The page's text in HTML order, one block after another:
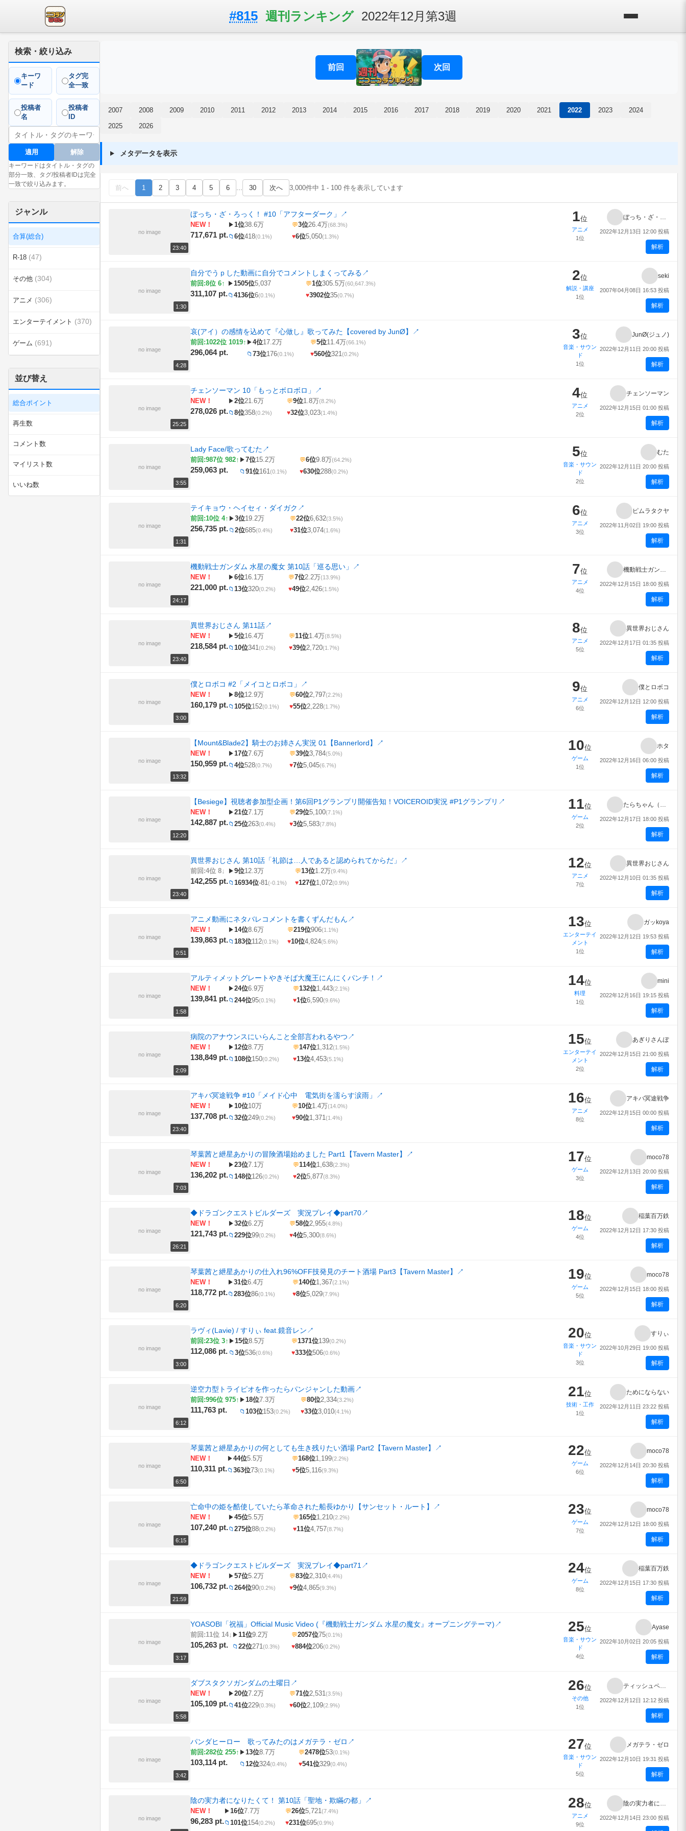
#815 週刊ランキング 2022年12月第3週
検索・絞り込み
キーワ
ード
タグ完
全一致
投稿者
名
投稿者
ID
適用 解除
キーワードはタイトル・タグの
部分一致、タグ/投稿者IDは完全
一致で絞り込みます。
ジャンル
合算(総合)
R-18 (47)
その他 (304)
アニメ (306)
エンターテイメント (370)
ゲーム (691)
ラジオ (11)
乗り物
並び替え
総合ポイント
再生数
コメント数
マイリスト数
いいね数
前回 次回
2007 2008 2009 2010 2011 2012 2013 2014 2015 2016 2017 2018 2019 2020 2021 2022 2023 2024
2025 2026
メタデータを表示
前へ 1 2 3 4 5 6 ... 30 次へ 3,000件中 1 - 100 件を表示しています
no image
23:40
ぼっち・ざ・ろっく！ #10「アフターダーク」 ↗
NEW！
717,671 pt.
▶1位38.6万 💬3位26.4万(68.3%)
📁 6位418(0.1%) ♥6位5,050(1.3%)
1位
アニメ
1位
ぼっち・ざ・ろっく！
2022年12月13日 12:00 投稿
解析
no image
1:30
自分でうｐした動画に自分でコメントしまくってみる↗
前回:8位 6↑
311,107 pt.
▶1505位5,037 💬1位305.5万(60,647.3%)
📁 4136位6(0.1%) ♥3902位35(0.7%)
2位
解説・講座
1位
seki
2007年04月08日 16:53 投稿
解析
no image
4:28
哀(アイ）の感情を込めて『心做し』歌ってみた【covered by JunØ】 ↗
前回:1022位 1019↑
296,064 pt.
▶4位17.2万 💬5位11.4万(66.1%)
📁 73位176(0.1%) ♥560位321(0.2%)
3位
音楽・サウン
ド
1位
JunØ(ジュノ)
2022年12月11日 20:00 投稿
解析
no image
25:25
チェンソーマン 10「もっとボロボロ」 ↗
NEW！
278,026 pt.
▶2位21.6万 💬9位1.8万(8.2%)
📁 8位358(0.2%) ♥32位3,023(1.4%)
4位
アニメ
2位
チェンソーマン
2022年12月15日 01:00 投稿
解析
no image
3:55
Lady Face/歌ってむた↗
前回:987位 982↑
259,063 pt.
▶7位15.2万 💬6位9.8万(64.2%)
📁 91位161(0.1%) ♥630位288(0.2%)
5位
音楽・サウン
ド
2位
むた
2022年12月11日 20:00 投稿
解析
no image
1:31
テイキョウ・ヘイセィ・ダイガク ↗
前回:10位 4↑
256,735 pt.
▶3位19.2万 💬22位6,632(3.5%)
📁 2位685(0.4%) ♥31位3,074(1.6%)
6位
アニメ
3位
ピムラタクヤ
2022年11月02日 19:00 投稿
解析
no image
24:17
機動戦士ガンダム 水星の魔女 第10話「巡る思い」 ↗
NEW！
221,000 pt.
▶6位16.1万 💬7位2.2万(13.9%)
📁 13位320(0.2%) ♥49位2,426(1.5%)
7位
アニメ
4位
機動戦士ガンダム 水星の魔女
2022年12月15日 18:00 投稿
解析
no image
23:40
異世界おじさん 第11話↗
NEW！
218,584 pt.
▶5位16.4万 💬11位1.4万(8.5%)
📁 10位341(0.2%) ♥39位2,720(1.7%)
8位
アニメ
5位
異世界おじさん
2022年12月17日 01:35 投稿
解析
no image
3:00
僕とロボコ #2「メイコとロボコ」 ↗
NEW！
160,179 pt.
▶8位12.9万 💬60位2,797(2.2%)
📁 105位152(0.1%) ♥55位2,228(1.7%)
9位
アニメ
6位
僕とロボコ
2022年12月12日 12:00 投稿
解析
no image
13:32
【Mount&Blade2】騎士のお姉さん実況 01【Bannerlord】 ↗
NEW！
150,959 pt.
▶17位7.6万 💬39位3,784(5.0%)
📁 4位528(0.7%) ♥7位5,045(6.7%)
10位
ゲーム
1位
ホタ
2022年12月16日 06:00 投稿
解析
no image
12:20
【Besiege】視聴者参加型企画！第6回P1グランプリ開催告知！VOICEROID実況 #P1グランプリ ↗
NEW！
142,887 pt.
▶21位7.1万 💬29位5,100(7.1%)
📁 25位263(0.4%) ♥3位5,583(7.8%)
11位
ゲーム
2位
たらちゃん（英国面）
2022年12月17日 18:00 投稿
解析
no image
23:40
異世界おじさん 第10話「礼節は…人であると認められてからだ」 ↗
前回:4位 8↓
142,255 pt.
▶9位12.3万 💬13位1.2万(9.4%)
📁 16934位-81(-0.1%) ♥127位1,072(0.9%)
12位
アニメ
7位
異世界おじさん
2022年12月10日 01:35 投稿
解析
no image
0:51
アニメ動画にネタバレコメントを書くずんだもん↗
NEW！
139,863 pt.
▶14位8.6万 💬219位906(1.1%)
📁 183位112(0.1%) ♥10位4,824(5.6%)
13位
エンターテイ
メント
1位
ガッkoya
2022年12月12日 19:53 投稿
解析
no image
1:58
アルティメットグレートやきそば大魔王にんにくパンチ！ ↗
NEW！
139,841 pt.
▶24位6.9万 💬132位1,443(2.1%)
📁 244位95(0.1%) ♥1位6,590(9.6%)
14位
料理
1位
mini
2022年12月16日 19:15 投稿
解析
no image
2:09
病院のアナウンスにいらんこと全部言われるやつ↗
NEW！
138,849 pt.
▶12位8.7万 💬147位1,312(1.5%)
📁 108位150(0.2%) ♥13位4,453(5.1%)
15位
エンターテイ
メント
2位
あぎりさんぽ
2022年12月15日 21:00 投稿
解析
no image
23:40
アキバ冥途戦争 #10「メイド心中 電気街を濡らす涙雨」 ↗
NEW！
137,708 pt.
▶10位10万 💬10位1.4万(14.0%)
📁 32位249(0.2%) ♥90位1,371(1.4%)
16位
アニメ
8位
アキバ冥途戦争
2022年12月15日 00:00 投稿
解析
no image
7:03
琴葉茜と紲星あかりの冒険酒場始めました Part1【Tavern Master】 ↗
NEW！
136,202 pt.
▶23位7.1万 💬114位1,638(2.3%)
📁 148位126(0.2%) ♥2位5,877(8.3%)
17位
ゲーム
3位
moco78
2022年12月13日 20:00 投稿
解析
no image
26:21
◆ドラゴンクエストビルダーズ 実況プレイ◆part70↗
NEW！
121,743 pt.
▶32位6.2万 💬58位2,955(4.8%)
📁 229位99(0.2%) ♥4位5,300(8.6%)
18位
ゲーム
4位
稲葉百万鉄
2022年12月12日 17:30 投稿
解析
no image
6:20
琴葉茜と紲星あかりの仕入れ96%OFF技発見のチート酒場 Part3【Tavern Master】 ↗
NEW！
118,772 pt.
▶31位6.4万 💬140位1,367(2.1%)
📁 283位86(0.1%) ♥8位5,029(7.9%)
19位
ゲーム
5位
moco78
2022年12月15日 18:00 投稿
解析
no image
3:00
ラヴィ(Lavie) / すりぃ feat.鏡音レン↗
前回:23位 3↑
112,086 pt.
▶15位8.5万 💬1371位139(0.2%)
📁 3位536(0.6%) ♥333位506(0.6%)
20位
音楽・サウン
ド
3位
すりぃ
2022年10月29日 19:00 投稿
解析
no image
6:12
逆空力型トライピオを作ったらパンジャンした動画↗
前回:996位 975↑
111,763 pt.
▶18位7.3万 💬80位2,334(3.2%)
📁 103位153(0.2%) ♥33位3,010(4.1%)
21位
技術・工作
1位
ためにならない
2022年12月11日 23:22 投稿
解析
no image
6:50
琴葉茜と紲星あかりの何としても生き残りたい酒場 Part2【Tavern Master】 ↗
NEW！
110,311 pt.
▶44位5.5万 💬168位1,199(2.2%)
📁 363位73(0.1%) ♥5位5,116(9.3%)
22位
ゲーム
6位
moco78
2022年12月14日 20:30 投稿
解析
no image
6:15
亡命中の姫を酷使していたら革命された船長ゆかり【サンセット・ルート】 ↗
NEW！
107,240 pt.
▶45位5.5万 💬165位1,210(2.2%)
📁 275位88(0.2%) ♥11位4,757(8.7%)
23位
ゲーム
7位
moco78
2022年12月12日 18:00 投稿
解析
no image
21:59
◆ドラゴンクエストビルダーズ 実況プレイ◆part71 ↗
NEW！
106,732 pt.
▶57位5.2万 💬83位2,310(4.4%)
📁 264位90(0.2%) ♥9位4,865(9.3%)
24位
ゲーム
8位
稲葉百万鉄
2022年12月15日 17:30 投稿
解析
no image
3:17
YOASOBI「祝福」Official Music Video (『機動戦士ガンダム 水星の魔女』オープニングテーマ)↗
前回:11位 14↓
105,263 pt.
▶11位9.2万 💬2057位75(0.1%)
📁 22位271(0.3%) ♥884位206(0.2%)
25位
音楽・サウン
ド
4位
Ayase
2022年10月02日 20:05 投稿
解析
no image
5:58
ダブスタクソガンダムの土曜日 ↗
NEW！
105,109 pt.
▶20位7.2万 💬71位2,531(3.5%)
📁 41位229(0.3%) ♥60位2,109(2.9%)
26位
その他
1位
ティッシュペーパーが足りないよ
2022年12月12日 12:12 投稿
解析
no image
3:42
パンダヒーロー 歌ってみたのはメガテラ・ゼロ ↗
前回:282位 255↑
103,114 pt.
▶13位8.7万 💬2478位53(0.1%)
📁 12位324(0.4%) ♥541位329(0.4%)
27位
音楽・サウン
ド
5位
メガテラ・ゼロ
2022年12月10日 19:31 投稿
解析
no image
陰の実力者になりたくて！ 第10話「聖地・欺瞞の都」 ↗
NEW！
96,283 pt.
▶16位7.7万 💬26位5,721(7.4%)
📁 101位154(0.2%) ♥231位695(0.9%)
28位
アニメ
9位
陰の実力者になりたくて！
2022年12月14日 23:00 投稿